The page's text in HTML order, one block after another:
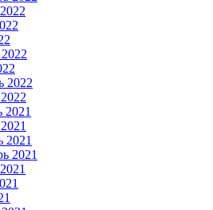
2022
2021
2021
2021